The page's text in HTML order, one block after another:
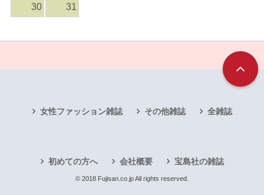
30 31
女性ファッション雑誌 その他雑誌 全雑誌
初めての方へ 会社概要 宝島社の雑誌
© 2018 Fujisan.co.jp All rights reserved.